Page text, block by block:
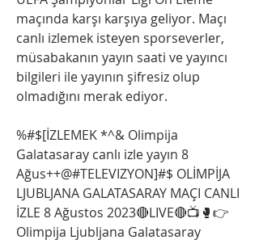
maçında karşı karşıya geliyor. Maçı
canlı izlemek isteyen sporseverler,
müsabakanın yayın saati ve yayıncı
bilgileri ile yayının şifresiz olup
olmadığını merak ediyor.
%#$[İZLEMEK *^& Olimpija
Galatasaray canlı izle yayın 8
Ağus++@#TELEVIZYON]#$ OLİMPİJA
LJUBLJANA GALATASARAY MAÇI CANLI
İZLE 8 Ağustos 2023🔴LIVE🔴📺🥊👉
Olimpija Ljubljana Galatasaray